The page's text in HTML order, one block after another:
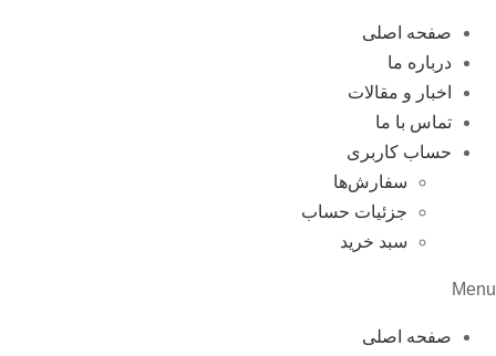
صفحه اصلی
درباره ما
اخبار و مقالات
تماس با ما
حساب کاربری
سفارش‌ها
جزئیات حساب
سبد خرید
Menu
صفحه اصلی